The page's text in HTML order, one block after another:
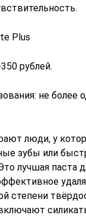
Plus
рублей.
не более
люди, у
зубы или
лучшая паста
степени